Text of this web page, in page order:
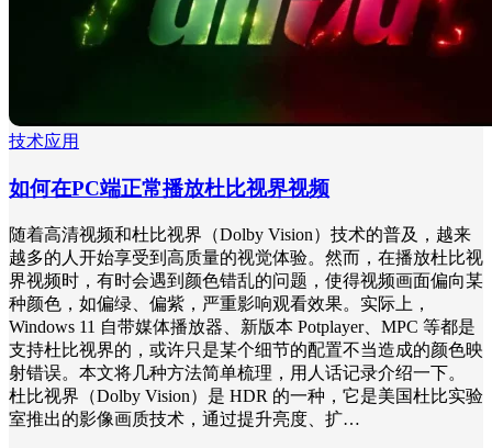
技术应用
如何在PC端正常播放杜比视界视频
随着高清视频和杜比视界（Dolby Vision）技术的普及，越来
越多的人开始享受到高质量的视觉体验。然而，在播放杜比视
界视频时，有时会遇到颜色错乱的问题，使得视频画面偏向某
种颜色，如偏绿、偏紫，严重影响观看效果。实际上，
Windows 11 自带媒体播放器、新版本 Potplayer、MPC 等都是
支持杜比视界的，或许只是某个细节的配置不当造成的颜色映
射错误。本文将几种方法简单梳理，用人话记录介绍一下。
杜比视界（Dolby Vision）是 HDR 的一种，它是美国杜比实验
室推出的影像画质技术，通过提升亮度、扩…